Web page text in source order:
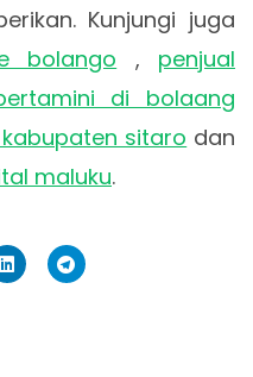
Kunjungi juga
bolango , penjual
di bolaang
sitaro dan
maluku.